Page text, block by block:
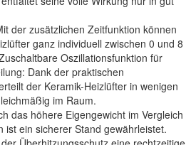
der zusätzlichen Zeitfunktion können
ganz individuell zwischen 0 und 8
Oszillationsfunktion für
Dank der praktischen
der Keramik-Heizlüfter in wenigen
im Raum.
das höhere Eigengewicht im Vergleich
ist ein sicherer Stand gewährleistet.